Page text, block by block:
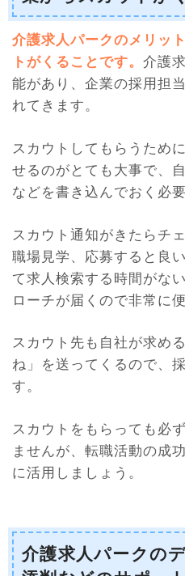
介護求人パークのメリッ
トがくることです。介護
能があり、企業の採用担
れてきます。
スカウトしてもらうため
せるのがとても大事で、
などを書き込んでおく必
スカウト通知がきたらチ
職場見学、応募すると良
て求人検索する時間がな
ローチが届くので非常に
スカウト先も自社が求め
ね」を送ってくるので、
す。
スカウトをもらっても必
ませんが、転職活動の成
に活用しましょう。
介護求人パークの